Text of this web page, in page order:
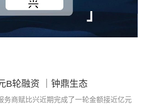
B轮融资 ｜钟鼎生态
务商赋比兴近期完成了一轮金额接近亿元